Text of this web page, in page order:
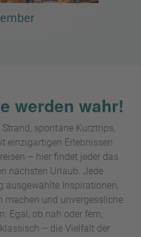
werden wahr!
spontane Kurztrips,
einzigartigen Erlebnissen
– hier findet jeder das
nächsten Urlaub. Jede
ausgewählte Inspirationen,
machen und unvergessliche
Egal, ob nah oder fern,
– die Vielfalt der